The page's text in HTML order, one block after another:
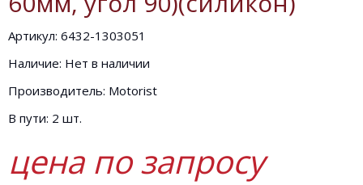
Артикул: 6432-1303051
Наличие: Нет в наличии
Производитель: Motorist
В пути: 2 шт.
цена по запросу